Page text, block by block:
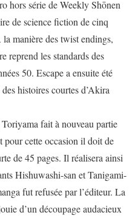
hors série de Weekly Shōnen
de science fiction de cinq
manière des twist endings,
reprend les standards des
50. Escape a ensuite été
histoires courtes d’Akira
fait à nouveau partie
pour cette occasion il doit de
de 45 pages. Il réalisera ainsi
Hishuwashi-san et Tanigami-
fut refusée par l’éditeur. La
d’un découpage audacieux